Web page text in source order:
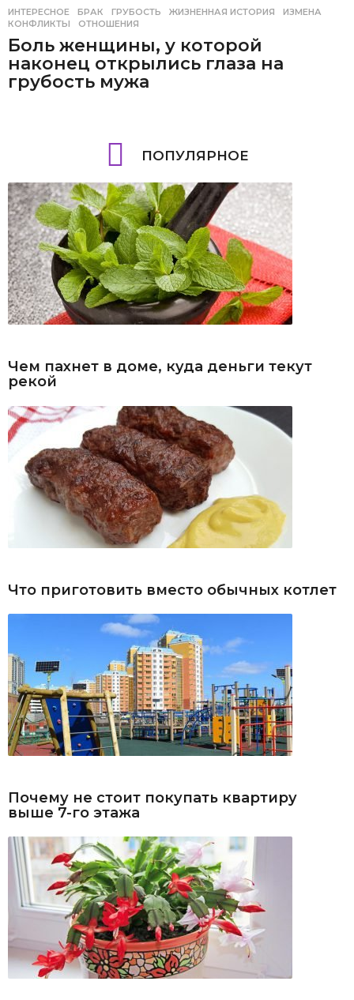
ИНТЕРЕСНОЕ БРАК ,ГРУБОСТЬ ,ЖИЗНЕННАЯ ИСТОРИЯ ,ИЗМЕНА
КОНФЛИКТЫ
,ОТНОШЕНИЯ
Боль женщины, у которой
наконец открылись глаза на
грубость мужа
ПОПУЛЯРНОЕ
Чем пахнет в доме, куда деньги текут
рекой
Что приготовить вместо обычных котлет
Почему не стоит покупать квартиру
выше 7-го этажа